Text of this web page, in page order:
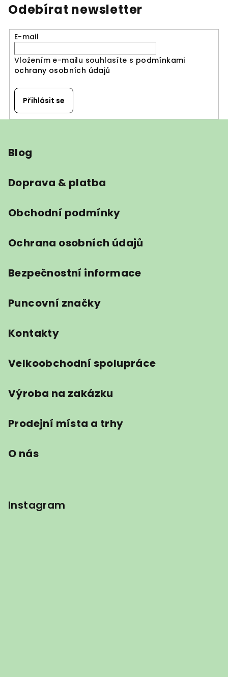
Odebírat newsletter
E-mail
Vložením e-mailu souhlasíte s podmínkami
ochrany osobních údajů
Přihlásit se
Blog
Doprava & platba
Obchodní podmínky
Ochrana osobních údajů
Bezpečnostní informace
Puncovní značky
Kontakty
Velkoobchodní spolupráce
Výroba na zakázku
Prodejní místa a trhy
O nás
Instagram